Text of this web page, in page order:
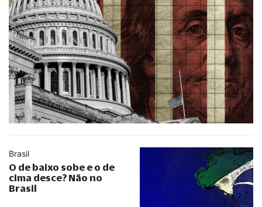
Brasil
O de baixo sobe e o de
cima desce? Não no
Brasil